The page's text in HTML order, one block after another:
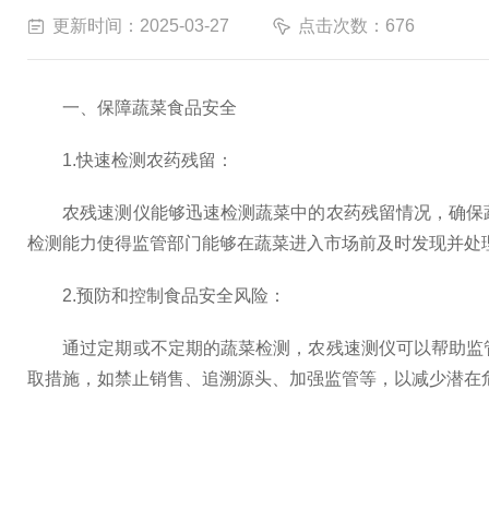
更新时间：2025-03-27 点击次数：676
一、保障蔬菜食品安全
1.快速检测农药残留：
农残速测仪能够迅速检测蔬菜中的农药残留情况，确保
检测能力使得监管部门能够在蔬菜进入市场前及时发现并
2.预防和控制食品安全风险：
通过定期或不定期的蔬菜检测，农残速测仪可以帮助监
取措施，如禁止销售、追溯源头、加强监管等，以减少潜在